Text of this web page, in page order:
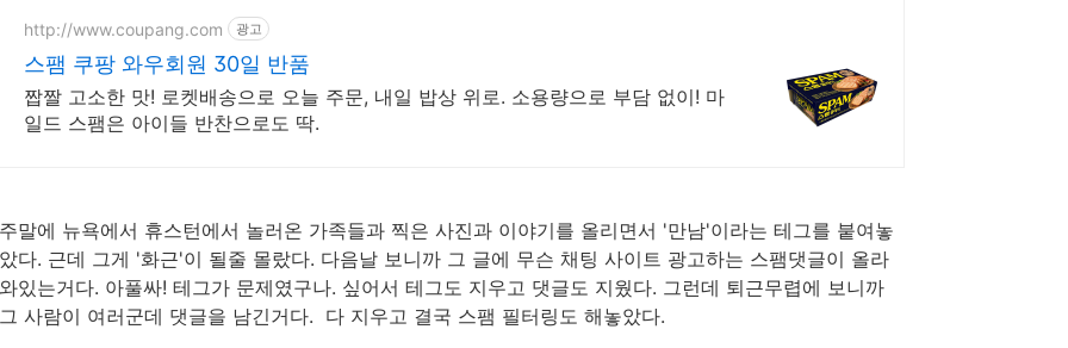
http://www.coupang.com 광고
스팸 쿠팡 와우회원 30일 반품
짭짤 고소한 맛! 로켓배송으로 오늘 주문, 내일 밥상 위로. 소용량으로 부담 없이! 마
일드 스팸은 아이들 반찬으로도 딱.
말에 뉴욕에서 휴스턴에서 놀러온 가족들과 찍은 사진과 이야기를 올리면서 '만남'이라는 테그를 붙여놓
다. 근데 그게 '화근'이 될줄 몰랐다. 다음날 보니까 그 글에 무슨 채팅 사이트 광고하는 스팸댓글이 올라
있는거다. 아풀싸! 테그가 문제였구나. 싶어서 테그도 지우고 댓글도 지웠다. 그런데 퇴근무렵에 보니까
사람이 여러군데 댓글을 남긴거다. 다 지우고 결국 스팸 필터링도 해놓았다.